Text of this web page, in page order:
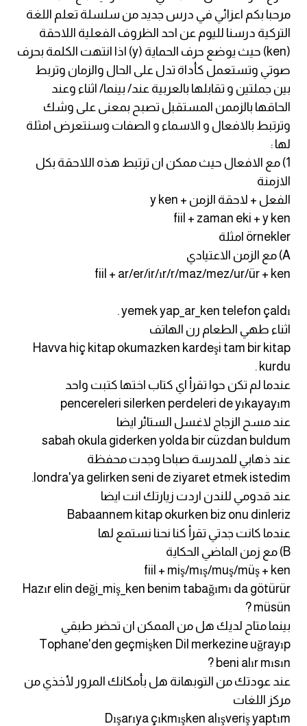
تعلم اللغة الاسبانية
تعلم اللغة التركية
Learn English
Learn Spanish
انجليزي بالصورة والصوت
الانجليزية الامريكية
تعلم الفرنسية
تعلم اللغة الانجليزية
Learn French
نطق الحروف الانجليزية
بايو انستا انجليزي
تهنئة عيد ميلاد بالانجليزي
حروف الجر بالانجليزي
ايام الاسبوع بالانجليزي
عبارات انجليزية قصيرة عميقة
عبارات انجليزية قصيرة
الرتب العسكرية بالانجليزي
ضمائر الفاعل
الحروف الانجليزية كبتل وسمول
مرحبا بكم اعزائي في درس جديد من سلسلة تعلم اللغة
التركية درسنا لليوم عن احد الظروف الفعلية اللاحقة
(ken) حيث يوضع حرف الحماية (y) اذا انتهت الكلمة بحرف
صوتي وتستعمل كأداة تدل على الحال والزمان وتربط
بين جملتين و تقابلها بالعربية عند/ بينما/ اثناء وعند
الحاقها بالزممن المستقبل تصبح بمعنى على وشك
وترتبط بالافعال و الاسماء و الصفات وسنتعرض امثلة
لها :
1) مع الافعال حيث ممكن ان ترتبط هذه اللاحقة بكل
الازمنة
الفعل + لاحقة الزمن + y ken
fiil + zaman eki + y ken
örnekler امثلة
A) مع الزمن الاعتيادي
fiil + ar/er/ir/ır/r/maz/mez/ur/ür + ken
yemek yap_ar_ken telefon çaldı .
اثناء طهي الطعام رن الهاتف
Havva hiç kitap okumazken kardeşi tam bir kitap
kurdu .
عندما لم تكن حوا تقرأ اي كتاب اختها كتبت واحد
pencereleri silerken perdeleri de yıkayayım
عند مسح الزجاج لاغسل الستائر ايضا
sabah okula giderken yolda bir cüzdan buldum
عند ذهابي للمدرسة صباحا وجدت محفظة
londra'ya gelirken seni de ziyaret etmek istedim.
عند قدومي للندن اردت زيارتك انت ايضا
Babaannem kitap okurken biz onu dinleriz
عندما كانت جدتي تقرأ كنا نحنا نستمع لها
B) مع زمن الماضي الحكاية
fiil + miş/mış/muş/müş + ken
Hazır elin deği_miş_ken benim tabağımı da götürür
müsün ?
بينما متاح لديك هل من الممكن ان تحضر طبقي
Tophane'den geçmişken Dil merkezine uğrayıp
beni alır mısın ?
عند عودتك من التوبهانة هل بأمكانك المرور لأخذي من
مركز اللغات
Dışarıya çıkmışken alışveriş yaptım